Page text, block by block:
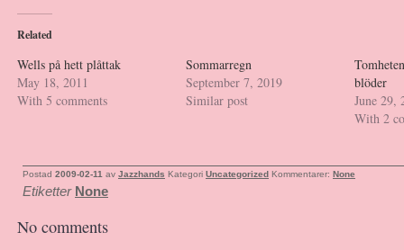
Related
Wells på hett plåttak
May 18, 2011
With 5 comments
Sommarregn
September 7, 2019
Similar post
blöder
June 29,
With 2
Postad 2009-02-11 av Jazzhands Kategori Uncategorized Kommentarer: None
Etiketter None
No comments